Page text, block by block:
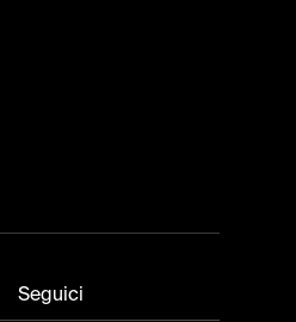
Seguici